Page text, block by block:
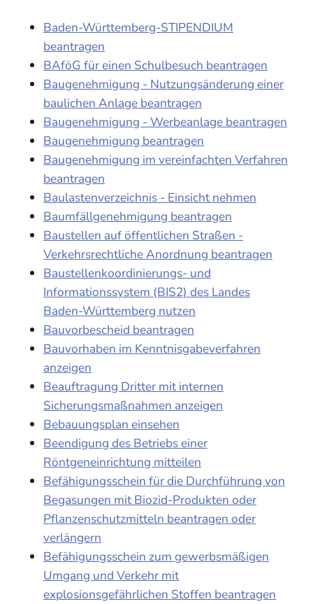
Baden-Württemberg-STIPENDIUM
beantragen
BAföG für einen Schulbesuch beantragen
Baugenehmigung - Nutzungsänderung einer
baulichen Anlage beantragen
Baugenehmigung - Werbeanlage beantragen
Baugenehmigung beantragen
Baugenehmigung im vereinfachten Verfahren
beantragen
Baulastenverzeichnis - Einsicht nehmen
Baumfällgenehmigung beantragen
Baustellen auf öffentlichen Straßen -
Verkehrsrechtliche Anordnung beantragen
Baustellenkoordinierungs- und
Informationssystem (BIS2) des Landes
Baden-Württemberg nutzen
Bauvorbescheid beantragen
Bauvorhaben im Kenntnisgabeverfahren
anzeigen
Beauftragung Dritter mit internen
Sicherungsmaßnahmen anzeigen
Bebauungsplan einsehen
Beendigung des Betriebs einer
Röntgeneinrichtung mitteilen
Befähigungsschein für die Durchführung von
Begasungen mit Biozid-Produkten oder
Pflanzenschutzmitteln beantragen oder
verlängern
Befähigungsschein zum gewerbsmäßigen
Umgang und Verkehr mit
explosionsgefährlichen Stoffen beantragen